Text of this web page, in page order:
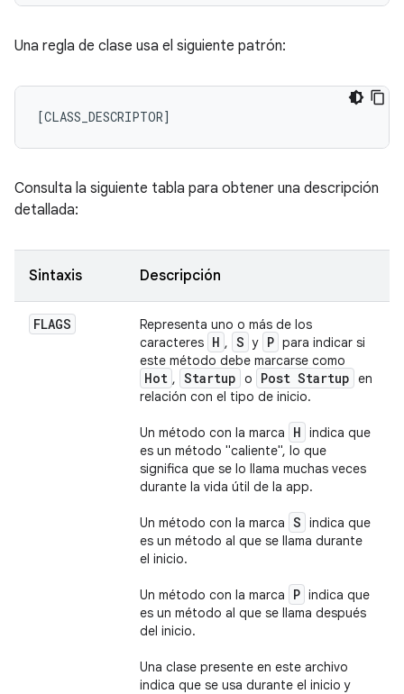
Una regla de clase usa el siguiente patrón:
Consulta la siguiente tabla para obtener una descripción
detallada:
Sintaxis Descripción
FLAGS
Representa uno o más de los
caracteres H , S y P para indicar si
este método debe marcarse como
Hot , Startup o Post Startup en
relación con el tipo de inicio.
Un método con la marca H indica que
es un método "caliente", lo que
significa que se lo llama muchas veces
durante la vida útil de la app.
Un método con la marca S indica que
es un método al que se llama durante
el inicio.
Un método con la marca P indica que
es un método al que se llama después
del inicio.
Una clase presente en este archivo
indica que se usa durante el inicio y